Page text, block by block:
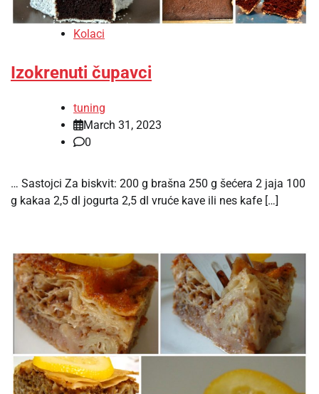
Kolaci
Izokrenuti čupavci
tuning
March 31, 2023
0
… Sastojci Za biskvit: 200 g brašna 250 g šećera 2 jaja 100
g kakaa 2,5 dl jogurta 2,5 dl vruće kave ili nes kafe […]